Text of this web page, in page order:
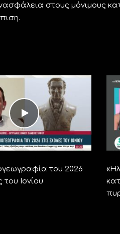
στους μόνιμους
του 2026
του Ιονίου